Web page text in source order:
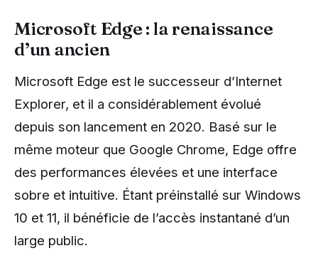
Microsoft Edge : la renaissance
d’un ancien
Microsoft Edge est le successeur d’Internet
Explorer, et il a considérablement évolué
depuis son lancement en 2020. Basé sur le
même moteur que Google Chrome, Edge offre
des performances élevées et une interface
sobre et intuitive. Étant préinstallé sur Windows
10 et 11, il bénéficie de l’accès instantané d’un
large public.